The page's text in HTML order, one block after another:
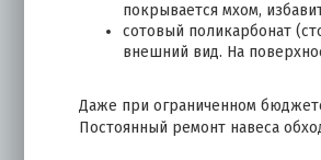
покрывается мхом,
сотовый поликарбонат
внешний вид. На
Даже при ограниченном
Постоянный ремонт навеса